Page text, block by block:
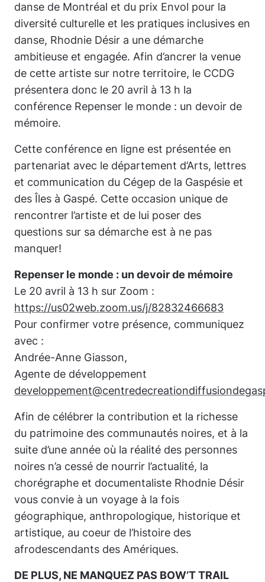
danse de Montréal et du prix Envol pour la
diversité culturelle et les pratiques inclusives en
danse, Rhodnie Désir a une démarche
ambitieuse et engagée. Afin d’ancrer la venue
de cette artiste sur notre territoire, le CCDG
présentera donc le 20 avril à 13 h la
conférence Repenser le monde : un devoir de
mémoire.
Cette conférence en ligne est présentée en
partenariat avec le département d’Arts, lettres
et communication du Cégep de la Gaspésie et
des Îles à Gaspé. Cette occasion unique de
rencontrer l’artiste et de lui poser des
questions sur sa démarche est à ne pas
manquer!
Repenser le monde : un devoir de mémoire
Le 20 avril à 13 h sur Zoom :
https://us02web.zoom.us/j/82832466683
Pour confirmer votre présence, communiquez
avec :
Andrée-Anne Giasson,
Agente de développement
Afin de célébrer la contribution et la richesse
du patrimoine des communautés noires, et à la
suite d’une année où la réalité des personnes
noires n’a cessé de nourrir l’actualité, la
chorégraphe et documentaliste Rhodnie Désir
vous convie à un voyage à la fois
géographique, anthropologique, historique et
artistique, au coeur de l’histoire des
afrodescendants des Amériques.
DE PLUS, NE MANQUEZ PAS BOW’T TRAIL